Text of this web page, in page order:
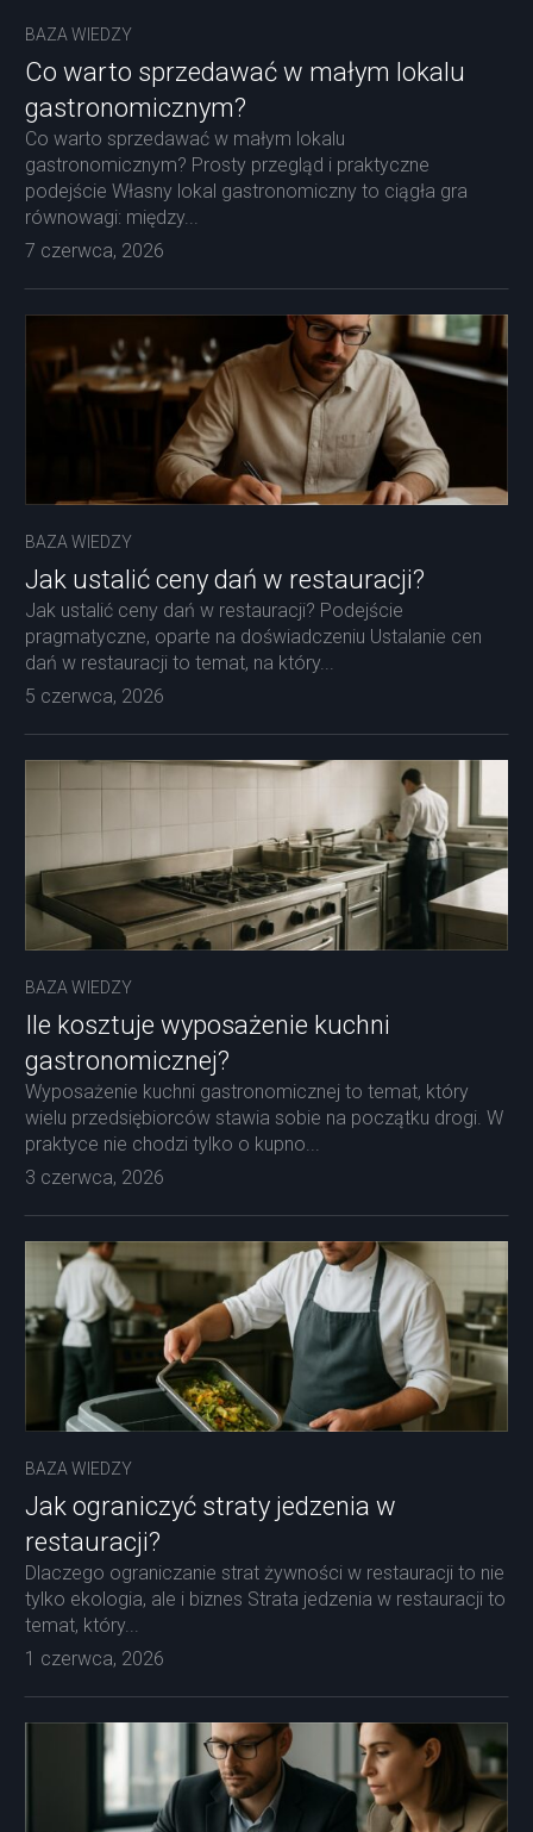
BAZA WIEDZY
Co warto sprzedawać w małym lokalu
gastronomicznym?
Co warto sprzedawać w małym lokalu
gastronomicznym? Prosty przegląd i praktyczne
podejście Własny lokal gastronomiczny to ciągła gra
równowagi: między...
7 czerwca, 2026
BAZA WIEDZY
Jak ustalić ceny dań w restauracji?
Jak ustalić ceny dań w restauracji? Podejście
pragmatyczne, oparte na doświadczeniu Ustalanie cen
dań w restauracji to temat, na który...
5 czerwca, 2026
BAZA WIEDZY
Ile kosztuje wyposażenie kuchni
gastronomicznej?
Wyposażenie kuchni gastronomicznej to temat, który
wielu przedsiębiorców stawia sobie na początku drogi. W
praktyce nie chodzi tylko o kupno...
3 czerwca, 2026
BAZA WIEDZY
Jak ograniczyć straty jedzenia w
restauracji?
Dlaczego ograniczanie strat żywności w restauracji to nie
tylko ekologia, ale i biznes Strata jedzenia w restauracji to
temat, który...
1 czerwca, 2026